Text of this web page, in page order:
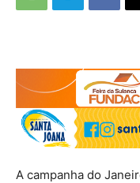
A campanha do